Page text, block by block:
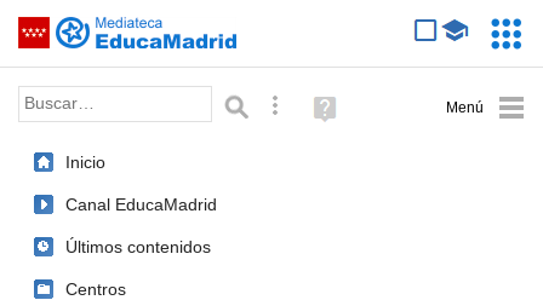
Saltar navegación
Palabra o frase: Búsqueda avanzada
Ayuda
(en
Inicio
Canal EducaMadrid
Últimos contenidos
Centros